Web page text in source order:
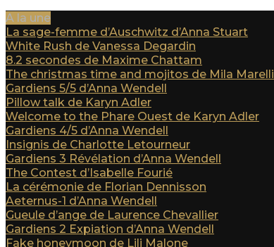
A la une
La sage-femme d’Auschwitz d’Anna Stuart
White Rush de Vanessa Degardin
8.2 secondes de Maxime Chattam
The christmas time and mojitos de Mila Marelli
Gardiens 5/5 d’Anna Wendell
Pillow talk de Karyn Adler
Welcome to the Phare Ouest de Karyn Adler
Gardiens 4/5 d’Anna Wendell
Insignis de Charlotte Letourneur
Gardiens 3 Révélation d’Anna Wendell
The Contest d’Isabelle Fourié
La cérémonie de Florian Dennisson
Aeternus-1 d’Anna Wendell
Gueule d’ange de Laurence Chevallier
Gardiens 2 Expiation d’Anna Wendell
Fake honeymoon de Lili Malone